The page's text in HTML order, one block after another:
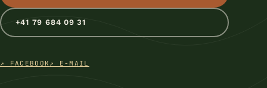
+41 79 684 09 31
↗ FACEBOOK ↗ E-MAIL